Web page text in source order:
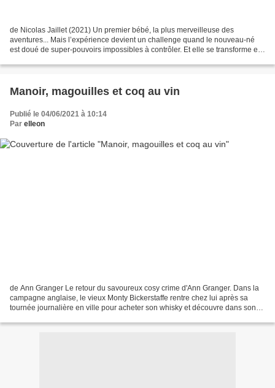
de Nicolas Jaillet (2021) Un premier bébé, la plus merveilleuse des
aventures... Mais l’expérience devient un challenge quand le nouveau-né
est doué de super-pouvoirs impossibles à contrôler. Et elle se transforme en
Manoir, magouilles et coq au vin
Publié le 04/06/2021 à 10:14
Par elleon
de Ann Granger Le retour du savoureux cosy crime d'Ann Granger. Dans la
campagne anglaise, le vieux Monty Bickerstaffe rentre chez lui après sa
tournée journalière en ville pour acheter son whisky et découvre dans son